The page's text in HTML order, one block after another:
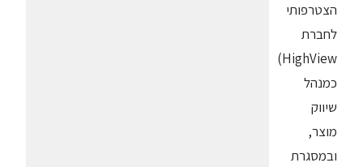
הצטרפותי
לחברת
HighView)
כמנהל
שיווק
מוצר,
ובמסגרת